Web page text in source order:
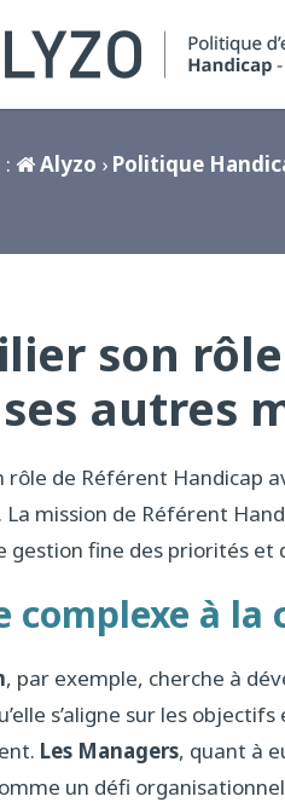
Alyzo › Politique
son
autres
rôle de Référent Handicap
mission de Référent
gestion fine des priorités
complexe à la
, par exemple, cherche à
s’aligne sur les
Les Managers, quant à
un défi